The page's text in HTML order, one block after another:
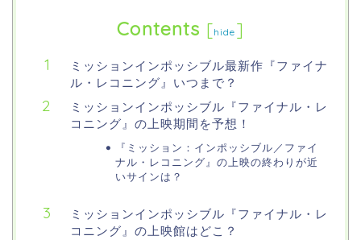
Contents [hide ]
ミッションインポッシブル最新作『ファイナ
ル・レコニング』いつまで？
ミッションインポッシブル『ファイナル・レ
コニング』の上映期間を予想！
『ミッション：インポッシブル／ファイ
ナル・レコニング』の上映の終わりが近
いサインは？
ミッションインポッシブル『ファイナル・レ
コニング』の上映館はどこ？